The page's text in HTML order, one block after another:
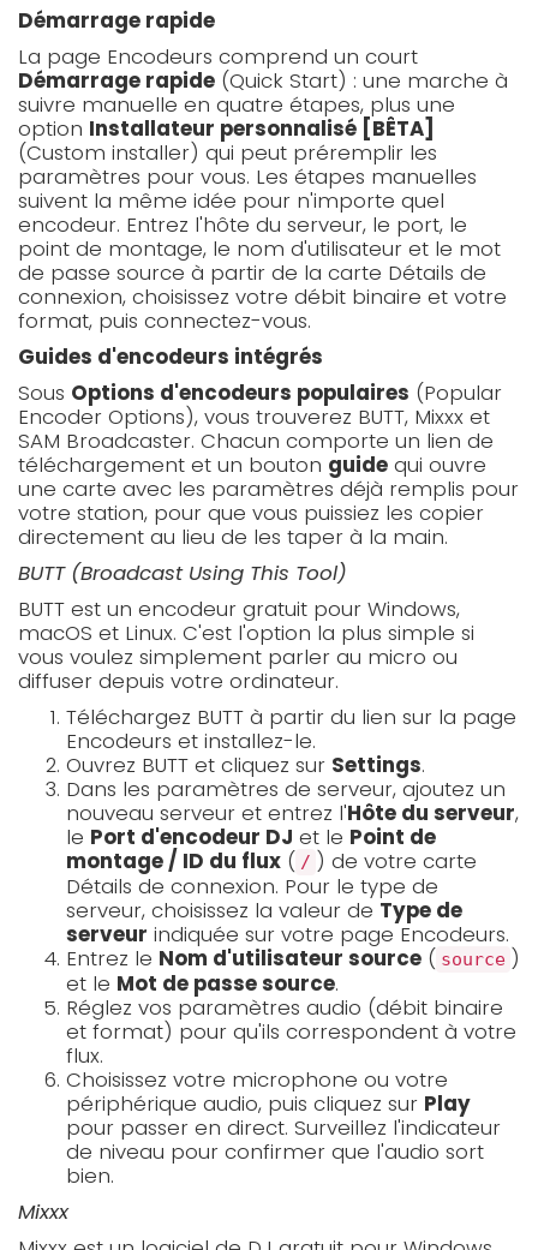
Démarrage rapide
La page Encodeurs comprend un court
Démarrage rapide (Quick Start) : une marche à
suivre manuelle en quatre étapes, plus une
option Installateur personnalisé [BÊTA]
(Custom installer) qui peut préremplir les
paramètres pour vous. Les étapes manuelles
suivent la même idée pour n'importe quel
encodeur. Entrez l'hôte du serveur, le port, le
point de montage, le nom d'utilisateur et le mot
de passe source à partir de la carte Détails de
connexion, choisissez votre débit binaire et votre
format, puis connectez-vous.
Guides d'encodeurs intégrés
Sous Options d'encodeurs populaires (Popular
Encoder Options), vous trouverez BUTT, Mixxx et
SAM Broadcaster. Chacun comporte un lien de
téléchargement et un bouton guide qui ouvre
une carte avec les paramètres déjà remplis pour
votre station, pour que vous puissiez les copier
directement au lieu de les taper à la main.
BUTT (Broadcast Using This Tool)
BUTT est un encodeur gratuit pour Windows,
macOS et Linux. C'est l'option la plus simple si
vous voulez simplement parler au micro ou
diffuser depuis votre ordinateur.
Téléchargez BUTT à partir du lien sur la page
Encodeurs et installez-le.
Ouvrez BUTT et cliquez sur Settings.
Dans les paramètres de serveur, ajoutez un
nouveau serveur et entrez l'Hôte du serveur,
le Port d'encodeur DJ et le Point de
montage / ID du flux ( / ) de votre carte
Détails de connexion. Pour le type de
serveur, choisissez la valeur de Type de
serveur indiquée sur votre page Encodeurs.
Entrez le Nom d'utilisateur source ( source )
et le Mot de passe source.
Réglez vos paramètres audio (débit binaire
et format) pour qu'ils correspondent à votre
flux.
Choisissez votre microphone ou votre
périphérique audio, puis cliquez sur Play
pour passer en direct. Surveillez l'indicateur
de niveau pour confirmer que l'audio sort
bien.
Mixxx